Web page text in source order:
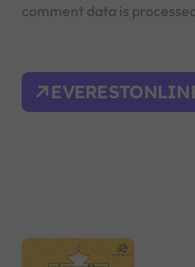
comment data is